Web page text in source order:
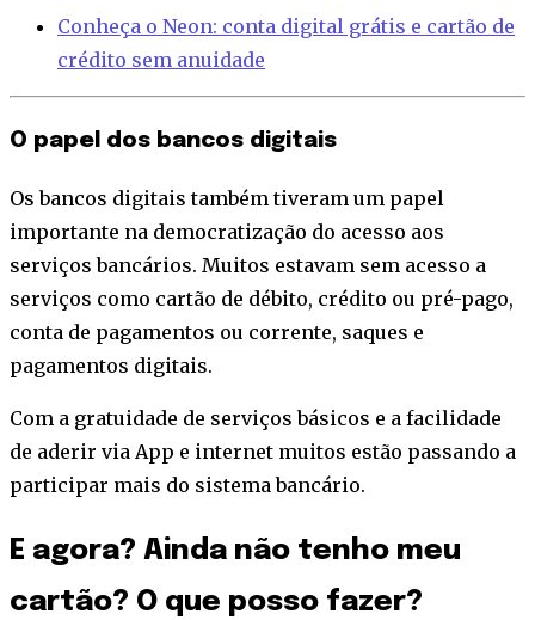
Conheça o Neon: conta digital grátis e cartão de
crédito sem anuidade
O papel dos bancos digitais
Os bancos digitais também tiveram um papel
importante na democratização do acesso aos
serviços bancários. Muitos estavam sem acesso a
serviços como cartão de débito, crédito ou pré-pago,
conta de pagamentos ou corrente, saques e
pagamentos digitais.
Com a gratuidade de serviços básicos e a facilidade
de aderir via App e internet muitos estão passando a
participar mais do sistema bancário.
E agora? Ainda não tenho meu
cartão? O que posso fazer?